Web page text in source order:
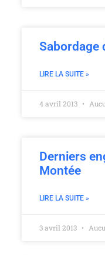
Sabordage
LIRE LA SUITE »
4 avril 2013
Derniers
Montée
LIRE LA SUITE »
3 avril 2013